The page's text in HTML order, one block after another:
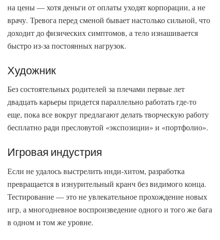
на цены — хотя деньги от оплаты уходят корпорации, а не
врачу. Тревога перед сменой бывает настолько сильной, что
доходит до физических симптомов, а тело изнашивается
быстро из-за постоянных нагрузок.
Художник
Без состоятельных родителей за плечами первые лет
двадцать карьеры придется параллельно работать где-то
еще, пока все вокруг предлагают делать творческую работу
бесплатно ради пресловутой «экспозиции» и «портфолио».
Игровая индустрия
Если не удалось выстрелить инди-хитом, разработка
превращается в изнурительный кранч без видимого конца.
Тестирование — это не увлекательное прохождение новых
игр, а многодневное воспроизведение одного и того же бага
в одном и том же уровне.